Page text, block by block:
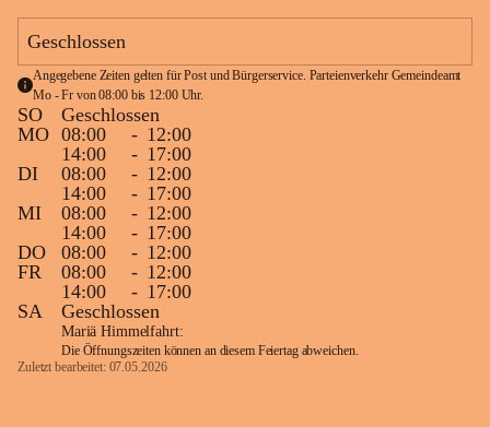
Geschlossen
Angegebene Zeiten gelten für Post und Bürgerservice. Parteienverkehr Gemeindeamt
Mo - Fr von 08:00 bis 12:00 Uhr.
SO
Geschlossen
MO 08:00 - 12:00
14:00
- 17:00
DI
08:00 - 12:00
14:00
- 17:00
MI
08:00 - 12:00
14:00
- 17:00
DO
08:00 - 12:00
FR
08:00 - 12:00
14:00
- 17:00
SA
Geschlossen
Mariä Himmelfahrt:
Die Öffnungszeiten können an diesem Feiertag abweichen.
Zuletzt bearbeitet: 07.05.2026